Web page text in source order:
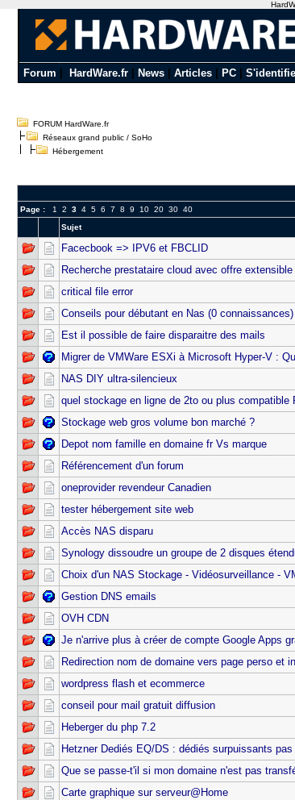
Forum HardWare.fr| News| Articles| PC|
FORUM HardWare.fr
Réseaux grand public / SoHo
Hébergement
Page :
1 2 3 4 5 6 7 8 9 10 20 30 40
Sujet
Facecbook => IPV6 et FBCLID
Recherche prestataire cloud avec offre extensible
critical file error
Conseils pour débutant en Nas (0
Est il possible de faire disparaitre des mails
Migrer de VMWare ESXi à Microsoft Hyper-V :
NAS DIY ultra-silencieux
quel stockage en ligne de 2to ou plus compatible
Stockage web gros volume bon marché ?
Depot nom famille en domaine fr Vs marque
Référencement d'un forum
oneprovider revendeur Canadien
tester hébergement site web
Accès NAS disparu
Synology dissoudre un groupe de 2 disques
Choix d'un NAS Stockage - Vidéosurveillance -
Gestion DNS emails
OVH CDN
Je n'arrive plus à créer de compte Google Apps
Redirection nom de domaine vers page perso et
wordpress flash et ecommerce
conseil pour mail gratuit diffusion
Heberger du php 7.2
Hetzner Dediés EQ/DS : dédiés surpuissants
Que se passe-t'il si mon domaine n'est pas
Carte graphique sur serveur@Home